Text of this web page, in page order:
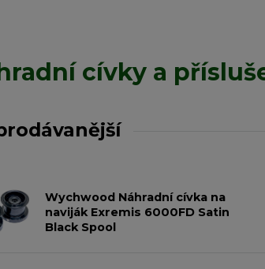
cívky a
Wychwood Náhradní cívka na
naviják Exremis 6000FD Satin
Black Spool